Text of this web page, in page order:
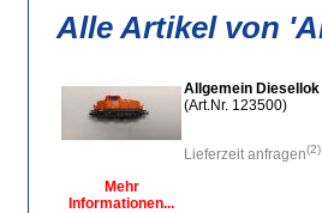
Alle Artikel von
Mehr
Informationen...
Allgemein Diesellok
(Art.Nr. 123500)
Lieferzeit anfragen(2)